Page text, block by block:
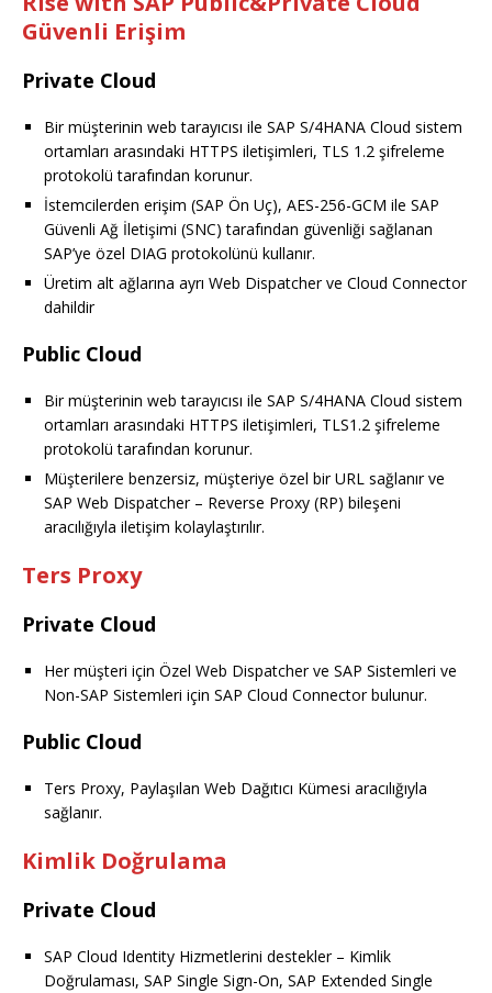
Güvenli Erişim
Private Cloud
Bir müşterinin web tarayıcısı ile SAP S/4HANA Cloud sistem
ortamları arasındaki HTTPS iletişimleri, TLS 1.2 şifreleme
protokolü tarafından korunur.
İstemcilerden erişim (SAP Ön Uç), AES-256-GCM ile SAP
Güvenli Ağ İletişimi (SNC) tarafından güvenliği sağlanan
SAP’ye özel DIAG protokolünü kullanır.
Üretim alt ağlarına ayrı Web Dispatcher ve Cloud Connector
dahildir
Public Cloud
Bir müşterinin web tarayıcısı ile SAP S/4HANA Cloud sistem
ortamları arasındaki HTTPS iletişimleri, TLS1.2 şifreleme
protokolü tarafından korunur.
Müşterilere benzersiz, müşteriye özel bir URL sağlanır ve
SAP Web Dispatcher – Reverse Proxy (RP) bileşeni
aracılığıyla iletişim kolaylaştırılır.
Ters Proxy
Private Cloud
Her müşteri için Özel Web Dispatcher ve SAP Sistemleri ve
Non-SAP Sistemleri için SAP Cloud Connector bulunur.
Public Cloud
Ters Proxy, Paylaşılan Web Dağıtıcı Kümesi aracılığıyla
sağlanır.
Kimlik Doğrulama
Private Cloud
SAP Cloud Identity Hizmetlerini destekler – Kimlik
Doğrulaması, SAP Single Sign-On, SAP Extended Single